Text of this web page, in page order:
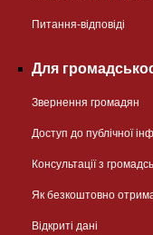
Питання-відповіді
Для
Звернення громадян
Доступ до публічної
Консультації з
Як безкоштовно
Відкриті дані